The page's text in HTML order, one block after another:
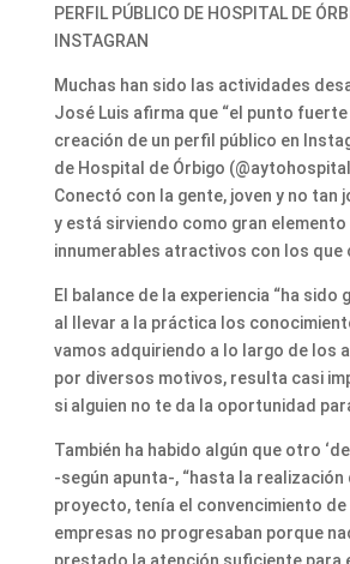
PERFIL PÚBLICO DE HOSPITAL DE
INSTAGRAN
Muchas han sido las actividades
José Luis afirma que “el punto fuerte
creación de un perfil público en
de Hospital de Órbigo
Conectó con la gente, joven y no tan
y está sirviendo como gran
innumerables atractivos con los que
El balance de la experiencia “ha sido
al llevar a la práctica los
vamos adquiriendo a lo largo de los
por diversos motivos, resulta casi
si alguien no te da la oportunidad
También ha habido algún que otro
-según apunta-, “hasta la realización
proyecto, tenía el convencimiento de
empresas no progresaban porque